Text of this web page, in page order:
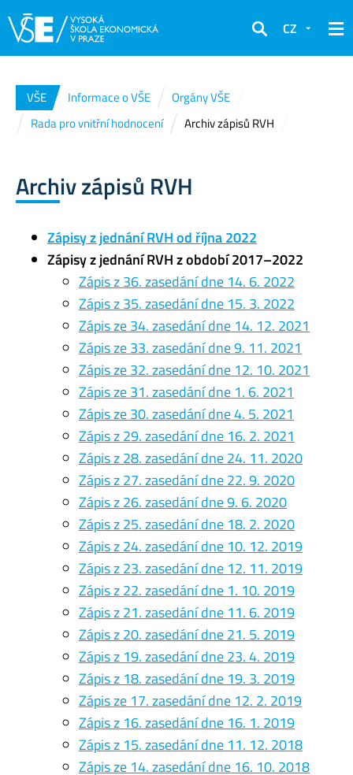
Hledat
CZ
VŠE Informace o VŠE
Orgány VŠE
Rada pro vnitřní hodnocení
Archiv zápisů RVH
Archiv zápisů RVH
Zápisy z jednání RVH od října 2022
Zápisy z jednání RVH z období 2017–2022
Zápis z 36. zasedání dne 14. 6. 2022
Zápis z 35. zasedání dne 15. 3. 2022
Zápis ze 34. zasedání dne 14. 12. 2021
Zápis ze 33. zasedání dne 9. 11. 2021
Zápis ze 32. zasedání dne 12. 10. 2021
Zápis ze 31. zasedání dne 1. 6. 2021
Zápis ze 30. zasedání dne 4. 5. 2021
Zápis z 29. zasedání dne 16. 2. 2021
Zápis z 28. zasedání dne 24. 11. 2020
Zápis z 27. zasedání dne 22. 9. 2020
Zápis z 26. zasedání dne 9. 6. 2020
Zápis z 25. zasedání dne 18. 2. 2020
Zápis z 24. zasedání dne 10. 12. 2019
Zápis z 23. zasedání dne 12. 11. 2019
Zápis z 22. zasedání dne 1. 10. 2019
Zápis z 21. zasedání dne 11. 6. 2019
Zápis z 20. zasedání dne 21. 5. 2019
Zápis z 19. zasedání dne 23. 4. 2019
Zápis z 18. zasedání dne 19. 3. 2019
Zápis ze 17. zasedání dne 12. 2. 2019
Zápis z 16. zasedání dne 16. 1. 2019
Zápis z 15. zasedání dne 11. 12. 2018
Zápis ze 14. zasedání dne 16. 10. 2018